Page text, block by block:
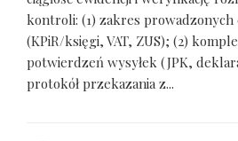
kontroli: (1) zakres
(KPiR/księgi, VAT, ZUS); (2)
potwierdzeń wysyłek (JPK,
protokół przekazania z...